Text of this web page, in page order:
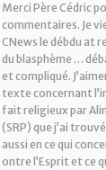
Merci Père Cédric
commentaires. Je
CNews le débdu at
du blasphème …
et compliqué.
texte concernant
fait religieux par
(SRP) que j’ai
aussi en ce qui
ontre l’Esprit et ce